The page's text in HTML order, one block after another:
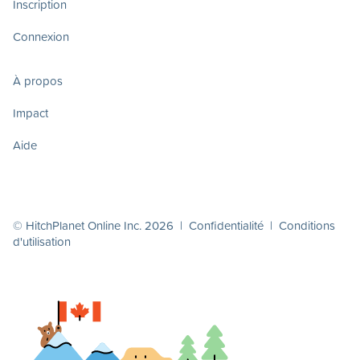
Inscription
Connexion
À propos
Impact
Aide
© HitchPlanet Online Inc. 2026 | Confidentialité | Conditions
d'utilisation